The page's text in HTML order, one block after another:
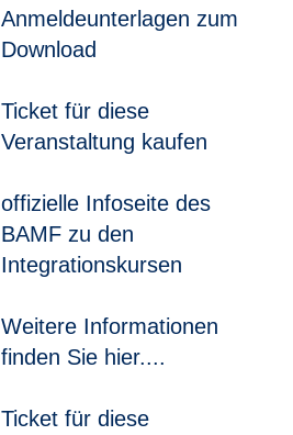
Anmeldeunterlagen zum
Download
Ticket für diese
Veranstaltung kaufen
offizielle Infoseite des
BAMF zu den
Integrationskursen
Weitere Informationen
finden Sie hier....
Ticket für diese